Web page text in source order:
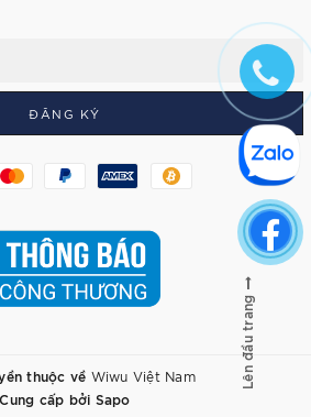
ĐĂNG KÝ
thuộc về Wiwu Việt Nam
Cung cấp bởi Sapo
Lên đầu trang